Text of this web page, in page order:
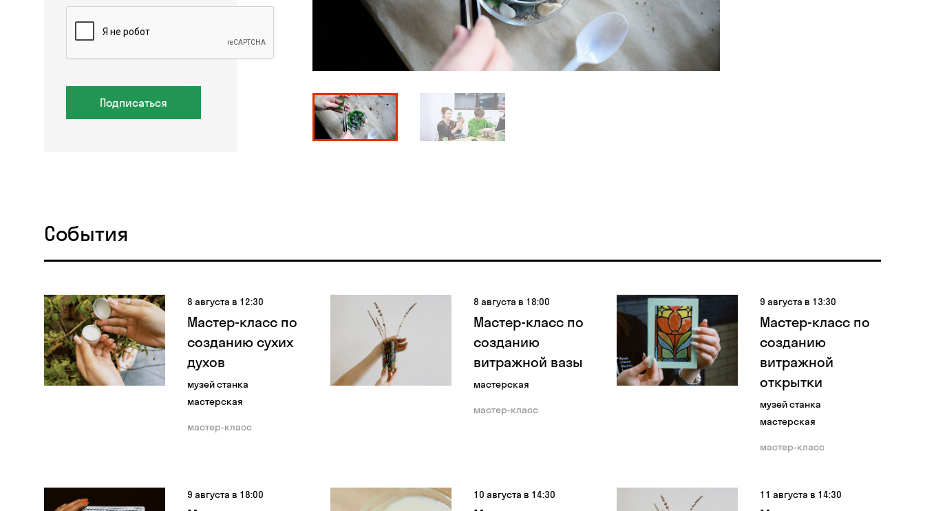
Подписаться
События
8 августа в 12:30
Мастер-класс по
созданию сухих
духов
музей станка
мастерская
мастер-класс
8 августа в 18:00
Мастер-класс по
созданию
витражной вазы
мастерская
мастер-класс
9 августа в 13:30
Мастер-класс по
созданию
витражной
открытки
музей станка
мастерская
мастер-класс
9 августа в 18:00 10 августа в 14:30 11 августа в 14:30